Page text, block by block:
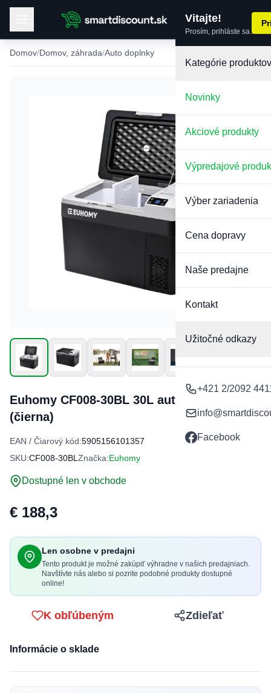
Vitajte!
Prosím, prihláste sa.
Kategórie produktov
Novinky
Akciové produkty
Výpredajové
Výber zariadenia
Cena dopravy
Naše predajne
Kontakt
Užitočné odkazy
+421 2/2092
Facebook
Domov Domov, záhrada Auto doplnky
Euhomy CF008-30BL 30L autochladnička
(čierna)
EAN / Čiarový kód:5905156101357
SKU:CF008-30BL Značka:Euhomy
Dostupné len v obchode
€ 188,3
Len osobne v predajni
Tento produkt je možné zakúpiť výhradne v našich predajniach.
Navštívte nás alebo si pozrite podobné produkty dostupné
online!
K obľúbeným Zdieľať
Informácie o sklade